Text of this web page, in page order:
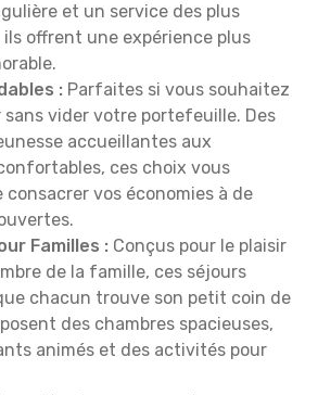
et un service des plus
ils offrent une expérience plus
: Parfaites si vous souhaitez
sans vider votre portefeuille. Des
accueillantes aux
ces choix vous
vos économies à de
Familles : Conçus pour le plaisir
de la famille, ces séjours
chacun trouve son petit coin de
des chambres spacieuses,
animés et des activités pour